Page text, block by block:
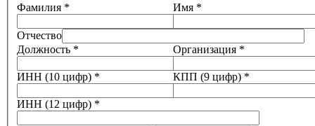
Фамилия * Имя *
Отчество
Должность *
Организация *
ИНН (10 цифр) * КПП (9 цифр) *
ИНН (12 цифр) *